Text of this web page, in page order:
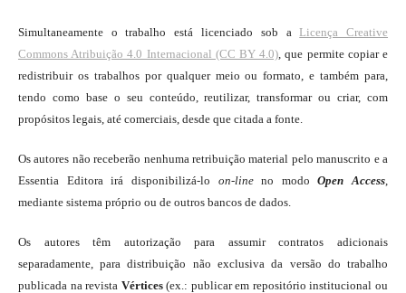
Simultaneamente o trabalho está licenciado sob a Licença Creative
Commons Atribuição 4.0 Internacional (CC BY 4.0) , que permite copiar e
redistribuir os trabalhos por qualquer meio ou formato, e também para,
tendo como base o seu conteúdo, reutilizar, transformar ou criar, com
propósitos legais, até comerciais, desde que citada a fonte.
Os autores não receberão nenhuma retribuição material pelo manuscrito e a
Essentia Editora irá disponibilizá-lo on-lineno modoOpen Access
mediante sistema próprio ou de outros bancos de dados.
Os autores têm autorização para assumir contratos adicionais
separadamente, para distribuição não exclusiva da versão do trabalho
publicada na revista Vértices(ex.: publicar em repositório institucional ou